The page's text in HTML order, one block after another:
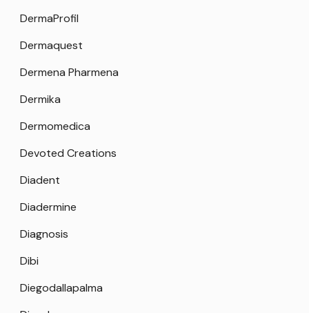
DermaProfil
Dermaquest
Dermena Pharmena
Dermika
Dermomedica
Devoted Creations
Diadent
Diadermine
Diagnosis
Dibi
Diegodallapalma